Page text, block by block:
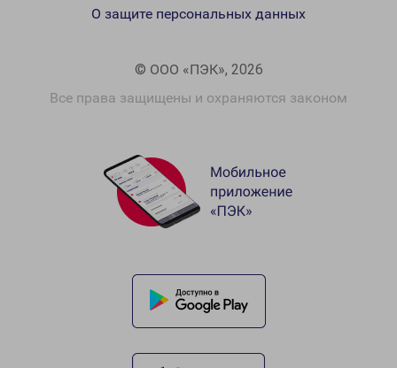
© ООО «ПЭК», 2026
Все права защищены и охраняются законом
О защите персональных данных